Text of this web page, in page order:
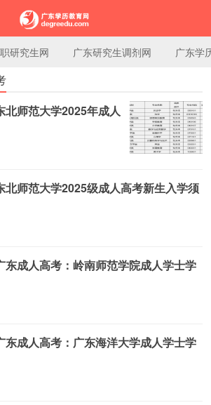
广东学历教育网
研究生网 广东研究生调剂网 广东学
北师范大学2025年成人
北师范大学2025级成人高考新生入学须
东成人高考：岭南师范学院成人学士学
东成人高考：广东海洋大学成人学士学